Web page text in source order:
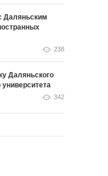
Даляньским
238
Даляньского
университета
342